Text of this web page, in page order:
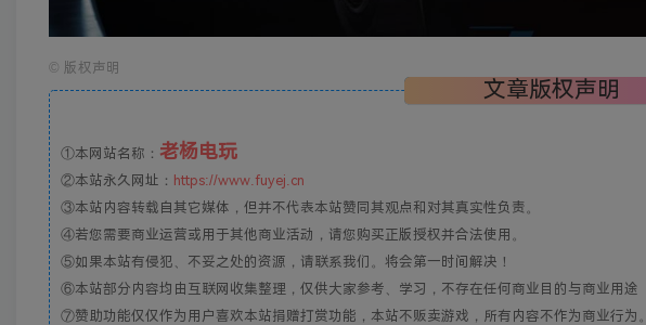
© 版权声明
文章版权声明
①本网站名称： 老杨电玩
②本站永久网址： https://www.fuyej.cn
③本站内容转载自其它媒体，但并不代表本站赞同其观点和对其真实性负责。
④若您需要商业运营或用于其他商业活动，请您购买正版授权并合法使用。
⑤如果本站有侵犯、不妥之处的资源，请联系我们。将会第一时间解决！
⑥本站部分内容均由互联网收集整理，仅供大家参考、学习，不存在任何商业目的与商业用途
⑦赞助功能仅仅作为用户喜欢本站捐赠打赏功能，本站不贩卖游戏，所有内容不作为商业行为。